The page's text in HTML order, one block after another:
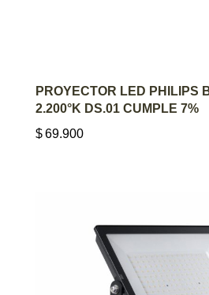
AGREGAR AL
PROYECTOR LED PHILIPS
2.200°K DS.01 CUMPLE 7%
$69.900